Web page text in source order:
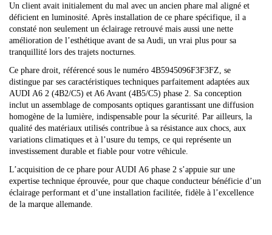
Un client avait initialement du mal avec un ancien phare mal aligné et
déficient en luminosité. Après installation de ce phare spécifique, il a
constaté non seulement un éclairage retrouvé mais aussi une nette
amélioration de l’esthétique avant de sa Audi, un vrai plus pour sa
tranquillité lors des trajets nocturnes.
Ce phare droit, référencé sous le numéro 4B5945096F3F3FZ, se
distingue par ses caractéristiques techniques parfaitement adaptées aux
AUDI A6 2 (4B2/C5) et A6 Avant (4B5/C5) phase 2. Sa conception
inclut un assemblage de composants optiques garantissant une diffusion
homogène de la lumière, indispensable pour la sécurité. Par ailleurs, la
qualité des matériaux utilisés contribue à sa résistance aux chocs, aux
variations climatiques et à l’usure du temps, ce qui représente un
investissement durable et fiable pour votre véhicule.
L’acquisition de ce phare pour AUDI A6 phase 2 s’appuie sur une
expertise technique éprouvée, pour que chaque conducteur bénéficie d’un
éclairage performant et d’une installation facilitée, fidèle à l’excellence
de la marque allemande.